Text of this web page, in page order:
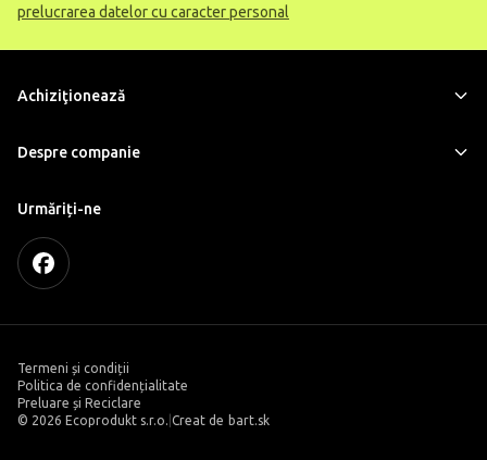
prelucrarea datelor cu caracter personal
Achiziţionează
Despre companie
Urmăriți-ne
Termeni și condiții
Politica de confidențialitate
Preluare și Reciclare
© 2026 Ecoprodukt s.r.o. Creat de bart.sk